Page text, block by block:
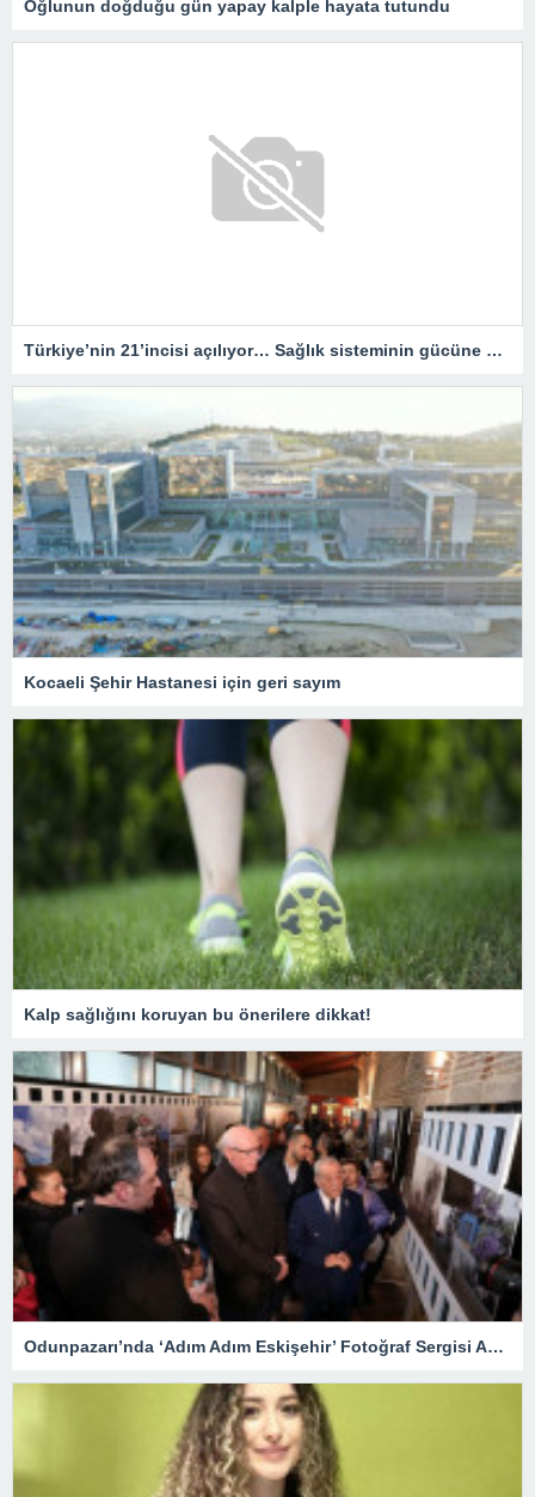
Oğlunun doğduğu gün yapay kalple hayata tutundu
Türkiye’nin 21’incisi açılıyor… Sağlık sisteminin gücüne güç katacak
Kocaeli Şehir Hastanesi için geri sayım
Kalp sağlığını koruyan bu önerilere dikkat!
Odunpazarı’nda ‘Adım Adım Eskişehir’ Fotoğraf Sergisi Açıldı